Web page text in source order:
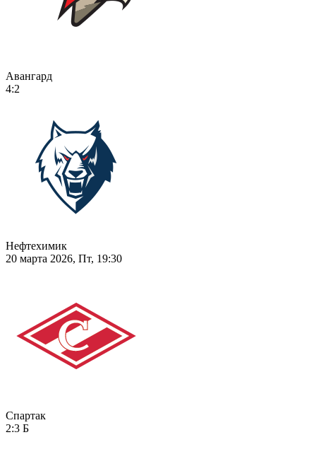
Авангард
4:2
Нефтехимик
20 марта 2026, Пт, 19:30
Спартак
2:3 Б